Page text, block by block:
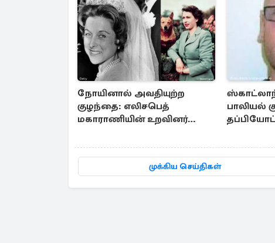
நோயினால் அவதியுற்ற
குழந்தை: எலிசபெத்
மகாராணியின் உறவினர்
பாலியல்
முக்கிய செய்திகள்